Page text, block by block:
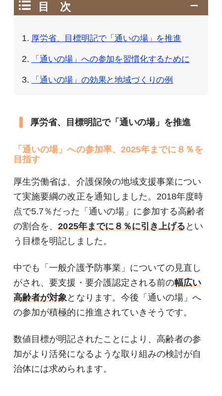
目 次
厚労省、目標明記で「通いの場」を推進
「通いの場」への参加を習慣化するために
「通いの場」の効果と地域づくりの例
厚労省、目標明記で「通いの場」を推進
「通いの場」への参加率、2025年までに８％を
目指す
厚生労働省は、介護保険の地域支援事業につい
て実施要綱の改正を通知しました。2018年度時
点で5.7％だった「通いの場」に参加する高齢者
の割合を、2025年までに８％に引き上げるとい
う目標を明記しました。
中でも「一般介護予防事業」についての見直し
がされ、要支援・要介護認定される前の幅広い
高齢者が対象となります。今後「通いの場」へ
の参加が積極的に推進されていきそうです。
数値目標が明記されたことにより、高齢者の参
加がより活発になるような取り組みの検討が自
治体には求められます。